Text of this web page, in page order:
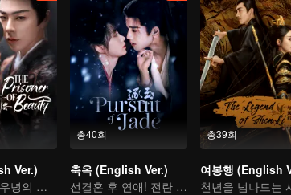
Ver.)
송조아와 류우녕의 가문 원한
총40회
축옥 (English Ver.)
선결혼 후 연애! 전란 속에서 피어난 진정한 사랑
총39회
여봉행 (English